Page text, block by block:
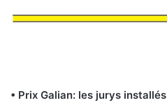
• Prix Galian: les jurys installés